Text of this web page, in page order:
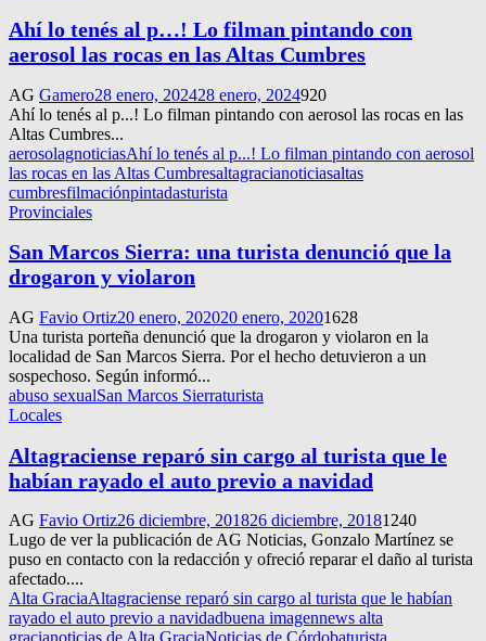
Ahí lo tenés al p…! Lo filman pintando con
aerosol las rocas en las Altas Cumbres
AG Gamero28 enero, 202428 enero, 2024920
Ahí lo tenés al p...! Lo filman pintando con aerosol las rocas en las
Altas Cumbres...
aerosolagnoticiasAhí lo tenés al p...! Lo filman pintando con aerosol
las rocas en las Altas Cumbresaltagracianoticiasaltas
cumbresfilmaciónpintadasturista
Provinciales
San Marcos Sierra: una turista denunció que la
drogaron y violaron
AG Favio Ortiz20 enero, 202020 enero, 20201628
Una turista porteña denunció que la drogaron y violaron en la
localidad de San Marcos Sierra. Por el hecho detuvieron a un
sospechoso. Según informó...
abuso sexualSan Marcos Sierraturista
Locales
Altagraciense reparó sin cargo al turista que le
habían rayado el auto previo a navidad
AG Favio Ortiz26 diciembre, 201826 diciembre, 20181240
Lugo de ver la publicación de AG Noticias, Gonzalo Martínez se
puso en contacto con la redacción y ofreció reparar el daño al turista
afectado....
Alta GraciaAltagraciense reparó sin cargo al turista que le habían
rayado el auto previo a navidadbuena imagennews alta
gracianoticias de Alta GraciaNoticias de Córdobaturista